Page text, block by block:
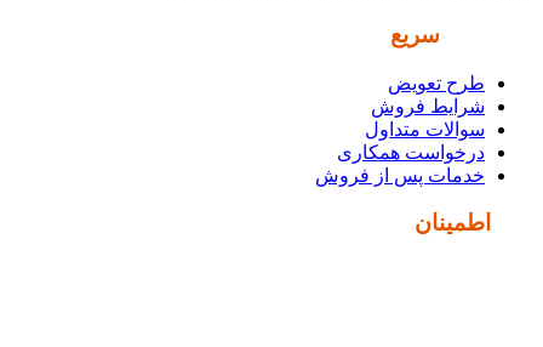
سریع
طرح تعویض
شرایط فروش
سوالات متداول
درخواست همکاری
خدمات پس از فروش
اطمینان